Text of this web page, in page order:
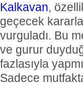
Kalkavan,
geçecek
vurguladı. Bu
ve gurur
fazlasıyla
Sadece